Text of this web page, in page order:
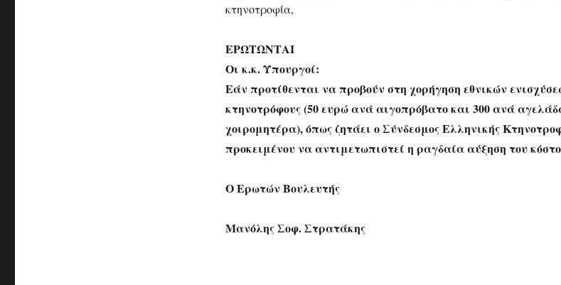
κτηνοτροφία,
ΕΡΩΤΩΝΤΑΙ
Οι κ.κ. Υπουργοί:
Εάν προτίθενται να προβούν στη χορήγηση εθνικών
κτηνοτρόφους (50 ευρώ ανά αιγοπρόβατο και 300 ανά
χοιρομητέρα), όπως ζητάει ο Σύνδεσμος Ελληνικής
προκειμένου να αντιμετωπιστεί η ραγδαία αύξηση του
Ο Ερωτών Βουλευτής
Μανόλης Σοφ. Στρατάκης